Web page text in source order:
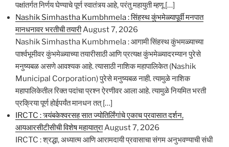
पक्षांतर्गत निर्णय घेण्याचे पूर्ण स्वातंत्र्य आहे, परंतु महायुती म्हणू […]
Nashik Simhastha Kumbhmela : सिंहस्थ कुंभमेळ्यापूर्वी मनपात
मानधनावर भरतीची तयारीAugust 7, 2026
Nashik Simhastha Kumbhmela : आगामी सिंहस्थ कुंभमळ्याच्या
पार्श्वभूमीवर कुंभमेळ्याच्या तयारीसाठी आणि प्रत्यक्ष कुंभमेळ्यादरम्यान पुरेसे
मनुष्यबळ असणे आवश्यक आहे. त्यासाठी नाशिक महापालिकेत (Nashik
Municipal Corporation) पुरेसे मनुष्यबळ नाही. त्यामुळे नाशिक
महापालिकेतील रिक्त पदांचा प्रश्न ऐरणीवर आला आहे. त्यामुळे नियमित भरती
प्रक्रिया पूर्ण होईपर्यंत मानधन तत् […]
IRCTC : त्र्यंबकेश्वरसह सात ज्योतिर्लिंगांचे एकाच प्रवासात दर्शन,
आयआरसीटीसीची विशेष महायात्राAugust 7, 2026
IRCTC : श्रद्धा, अध्यात्म आणि आरामदायी प्रवासाचा संगम अनुभवण्याची संधी